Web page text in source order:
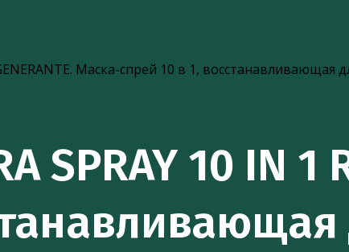
Маска-спрей 10 в 1, восстанавливающая
SPRAY 10 IN